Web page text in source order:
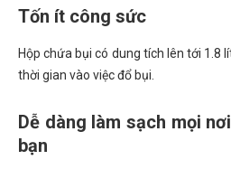
Tốn ít công sức
Hộp chứa bụi có dung tích lên tới 1.8
thời gian vào việc đổ bụi.
Dễ dàng làm sạch mọi
bạn